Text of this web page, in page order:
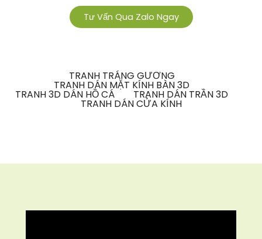
Tư Vấn Qua Zalo Ngay
TRANH TRÁNG GƯƠNG
TRANH DÁN MẶT KÍNH BÀN 3D
TRANH 3D DÁN HỒ CÁ TRANH DÁN TRẦN 3D
TRANH DÁN CỬA KÍNH